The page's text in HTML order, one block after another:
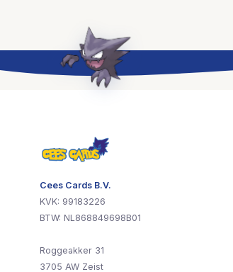
Cees Cards B.V.
KVK: 99183226
BTW: NL868849698B01
Roggeakker 31
3705 AW Zeist